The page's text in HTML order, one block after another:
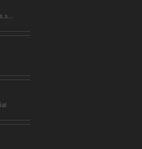
@HolosDiscover@discover.holos.social